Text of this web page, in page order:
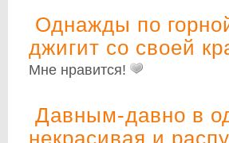
Однажды по
джигит со своей
Мне нравится!
Давным-давно в
некрасивая и